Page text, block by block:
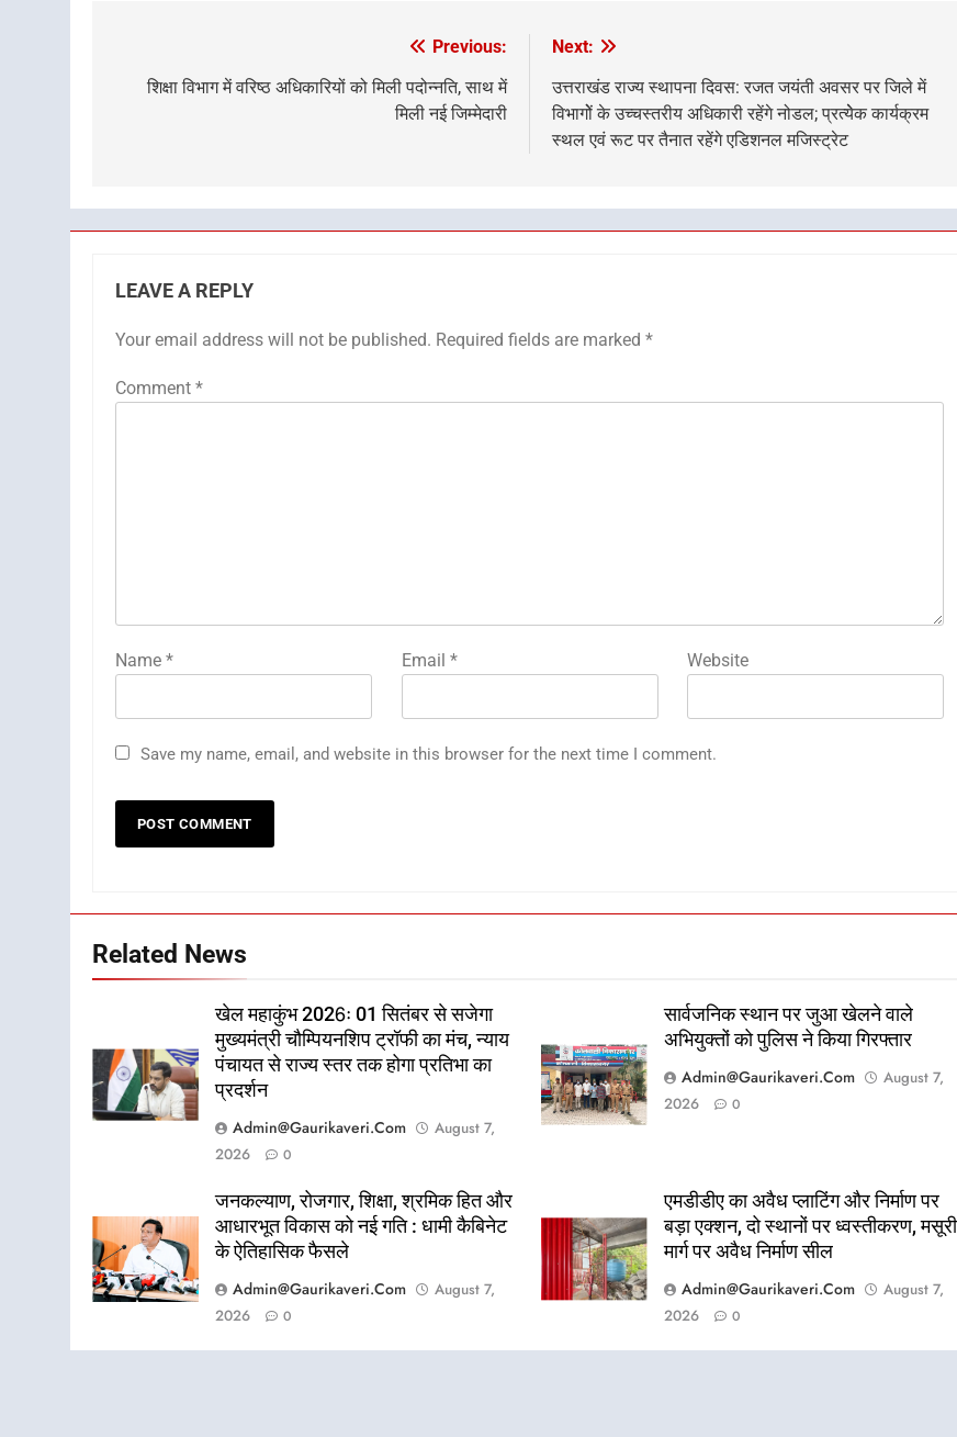
navigation
Previous:
शिक्षा विभाग में वरिष्ठ अधिकारियों को मिली पदोन्नति, साथ में
मिली नई जिम्मेदारी
Next:
उत्तराखंड राज्य स्थापना दिवस: रजत जयंती अवसर पर जिले में
विभागोें के उच्चस्तरीय अधिकारी रहेंगे नोडल; प्रत्येेक कार्यक्रम
स्थल एवं रूट पर तैनात रहेंगे एडिशनल मजिस्ट्रेट
LEAVE A REPLY
Your email address will not be published. Required fields are marked *
Comment *
Name * Email * Website
Save my name, email, and website in this browser for the next time I comment.
Related News
खेल महाकुंभ 2026ः 01 सितंबर से सजेगा
मुख्यमंत्री चौम्पियनशिप ट्रॉफी का मंच, न्याय
पंचायत से राज्य स्तर तक होगा प्रतिभा का
प्रदर्शन
Admin@gaurikaveri.com
August 7,
2026
0
सार्वजनिक स्थान पर जुआ खेलने वाले
अभियुक्तों को पुलिस ने किया गिरफ्तार
Admin@gaurikaveri.com
August 7,
2026
0
जनकल्याण, रोजगार, शिक्षा, श्रमिक हित और
आधारभूत विकास को नई गति : धामी कैबिनेट
के ऐतिहासिक फैसले
Admin@gaurikaveri.com
August 7,
2026
0
एमडीडीए का अवैध प्लाटिंग और निर्माण पर
बड़ा एक्शन, दो स्थानों पर ध्वस्तीकरण, मसूरी
मार्ग पर अवैध निर्माण सील
Admin@gaurikaveri.com
August 7,
2026
0